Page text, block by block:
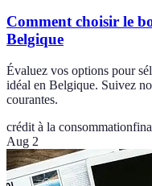
Comment choisir le
Belgique
Évaluez vos options pour
idéal en Belgique. Suivez
courantes.
crédit à la consommation
Aug 2